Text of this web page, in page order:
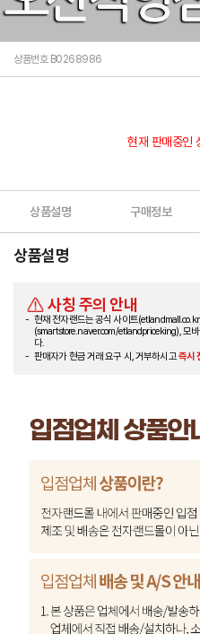
상품번호 B0268986
현재 판매중인
상품설명 구매정보
상품설명
사칭 주의 안내
현재 전자랜드는 공식 사이트
(smartstore.naver.com/etlandpriceking), 모
다.
판매자가 현금 거래 요구 시, 거부하시고즉시